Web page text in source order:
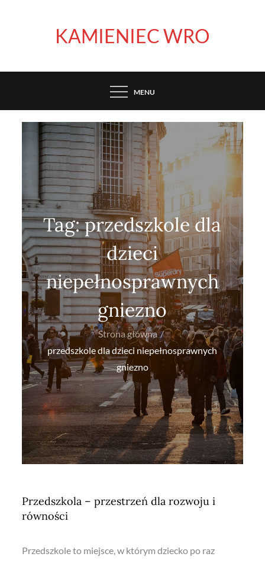
KAMIENIEC WRO
MENU
Tag:przedszkole dla
dzieci
niepełnosprawnych
gniezno
Strona główna
przedszkole dla dzieci niepełnosprawnych
gniezno
Przedszkola – przestrzeń dla rozwoju i
równości
Przedszkole to miejsce, w którym dziecko po raz